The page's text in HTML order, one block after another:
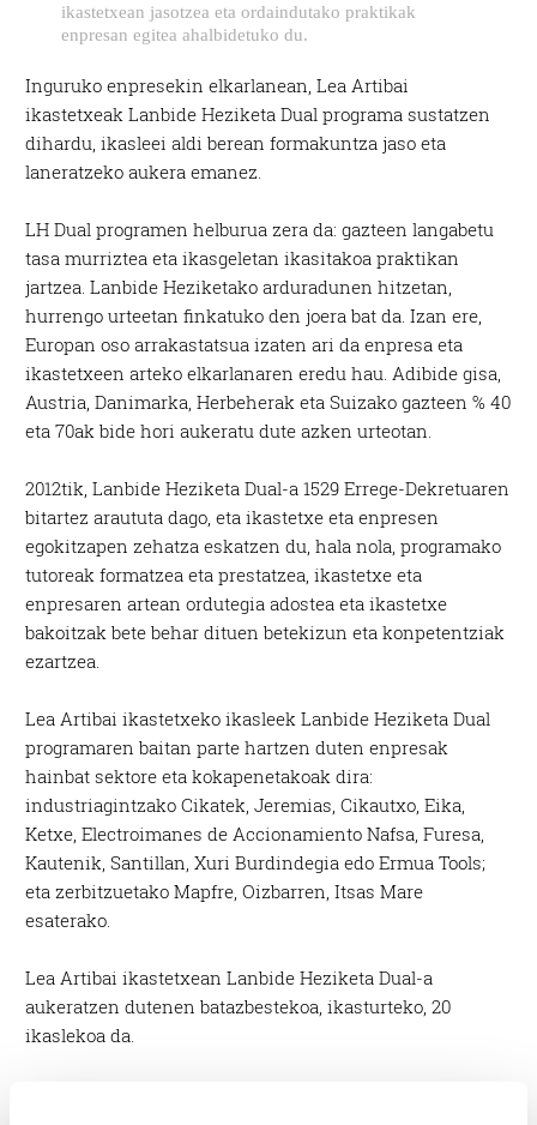
ikastetxean jasotzea eta ordaindutako praktikak
enpresan egitea ahalbidetuko du.
Inguruko enpresekin elkarlanean, Lea Artibai
ikastetxeak Lanbide Heziketa Dual programa sustatzen
dihardu, ikasleei aldi berean formakuntza jaso eta
laneratzeko aukera emanez.
LH Dual programen helburua zera da: gazteen langabetu
tasa murriztea eta ikasgeletan ikasitakoa praktikan
jartzea. Lanbide Heziketako arduradunen hitzetan,
hurrengo urteetan finkatuko den joera bat da. Izan ere,
Europan oso arrakastatsua izaten ari da enpresa eta
ikastetxeen arteko elkarlanaren eredu hau. Adibide gisa,
Austria, Danimarka, Herbeherak eta Suizako gazteen % 40
eta 70ak bide hori aukeratu dute azken urteotan.
2012tik, Lanbide Heziketa Dual-a 1529 Errege-Dekretuaren
bitartez araututa dago, eta ikastetxe eta enpresen
egokitzapen zehatza eskatzen du, hala nola, programako
tutoreak formatzea eta prestatzea, ikastetxe eta
enpresaren artean ordutegia adostea eta ikastetxe
bakoitzak bete behar dituen betekizun eta konpetentziak
ezartzea.
Lea Artibai ikastetxeko ikasleek Lanbide Heziketa Dual
programaren baitan parte hartzen duten enpresak
hainbat sektore eta kokapenetakoak dira:
industriagintzako Cikatek, Jeremias, Cikautxo, Eika,
Ketxe, Electroimanes de Accionamiento Nafsa, Furesa,
Kautenik, Santillan, Xuri Burdindegia edo Ermua Tools;
eta zerbitzuetako Mapfre, Oizbarren, Itsas Mare
esaterako.
Lea Artibai ikastetxean Lanbide Heziketa Dual-a
aukeratzen dutenen batazbestekoa, ikasturteko, 20
ikaslekoa da.